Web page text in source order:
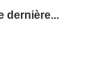
dernière...